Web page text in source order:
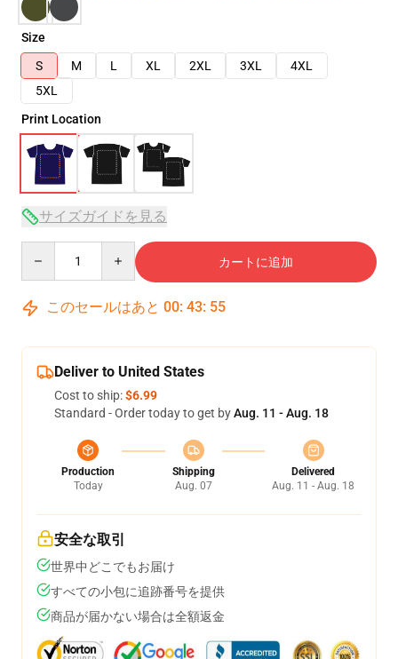
Size
S
M L XL 2XL 3XL
4XL
5XL
Print Location
サイズガイドを見る
カートに追加
このセールはあと 00: 43: 54
Deliver to United States
Cost to ship:$6.99
Standard - Order today to get byAug. 11 - Aug. 18
Production
Today
Shipping
Aug. 07
Delivered
Aug. 11 - Aug. 18
安全な取引
世界中どこでもお届け
すべての小包に追跡番号を提供
商品が届かない場合は全額返金